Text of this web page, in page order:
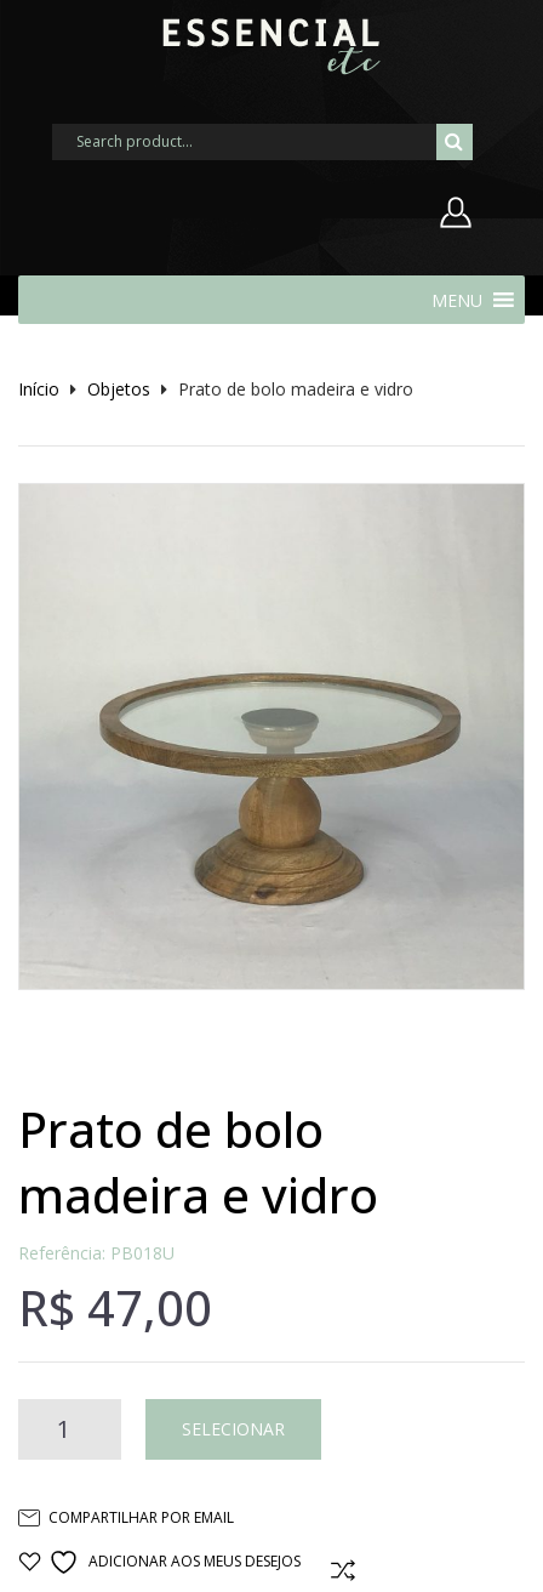
MENU
Início Objetos Prato de bolo madeira e vidro
prato de bolo
madeira e vidro
Referência: PB018U
R$ 47,00
Prato
bolo
SELECIONAR
COMPARTILHAR POR EMAIL
ADICIONAR AOS MEUS DESEJOS